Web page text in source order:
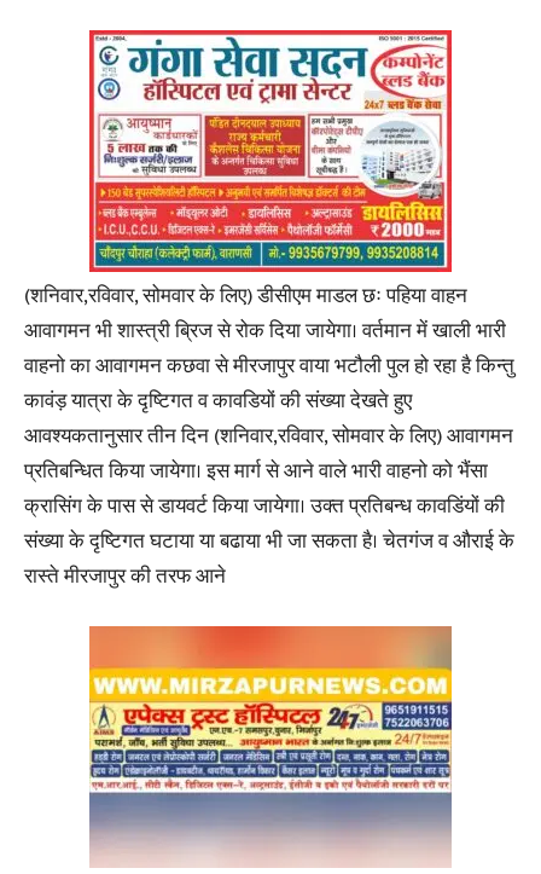
(शनिवार,रविवार, सोमवार के लिए) डीसीएम माडल छः पहिया वाहन
आवागमन भी शास्त्री ब्रिज से रोक दिया जायेगा। वर्तमान में खाली भारी
वाहनो का आवागमन कछवा से मीरजापुर वाया भटौली पुल हो रहा है किन्तु
कावंड़ यात्रा के दृष्टिगत व कावडियों की संख्या देखते हुए
आवश्यकतानुसार तीन दिन (शनिवार,रविवार, सोमवार के लिए) आवागमन
प्रतिबन्धित किया जायेगा। इस मार्ग से आने वाले भारी वाहनो को भैंसा
क्रासिंग के पास से डायवर्ट किया जायेगा। उक्त प्रतिबन्ध कावडिंयों की
संख्या के दृष्टिगत घटाया या बढाया भी जा सकता है। चेतगंज व औराई के
रास्ते मीरजापुर की तरफ आने